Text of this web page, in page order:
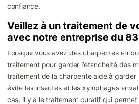
confiance.
Veillez à un traitement de
avec notre entreprise du 83
Lorsque vous avez des charpentes en
traitement pour garder l’étanchéité des
traitement de la charpente aide à garder
évite les insectes et les xylophages
cas, il y a le traitement curatif qui